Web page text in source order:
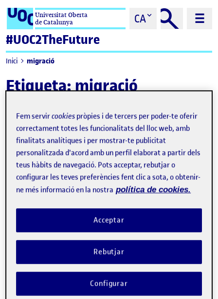
Saltar al contingutUniversitat Oberta
de Catalunya
CA
#UOC2TheFuture
Inici migració
Etiqueta:migració
video
Canvas, el nou entorn
d’aprenentatge de la UOC
INSTITUCIONAL
El curs 2023-2024 representa una fita molt important per a
Fem servircookies pròpies i de tercers per poder-te oferir
correctament totes les funcionalitats del lloc web, amb
finalitats analítiques i per mostrar-te publicitat
personalitzada d'acord amb un perfil elaborat a partir dels
teus hàbits de navegació. Pots acceptar, rebutjar o
configurar les teves preferències fent clic a sota, o obtenir-
ne més informació en la nostra política de cookies.
Rebutjar
Acceptar
Configurar